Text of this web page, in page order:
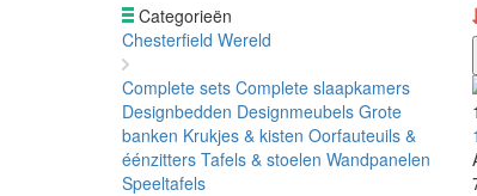
Categorieën
Chesterfield Wereld
Complete sets Complete slaapkamers
Designbedden Designmeubels Grote
banken Krukjes & kisten Oorfauteuils &
éénzitters Tafels & stoelen Wandpanelen
Speeltafels